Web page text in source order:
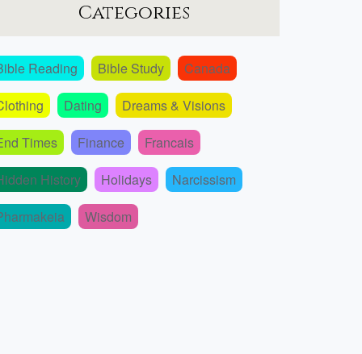
Categories
Reading Bible Study
Canada
Dating
Dreams & Visions
Times
Finance
Francais
History
Holidays
Narcissism
Wisdom